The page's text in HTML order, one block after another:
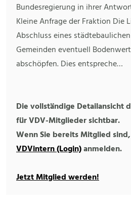
Bundesregierung in ihrer
Kleine Anfrage der Fraktion Die
Abschluss eines
Gemeinden eventuell
abschöpfen. Dies entspreche…
Die vollständige Detailansicht
für VDV-Mitglieder sichtbar.
Wenn Sie bereits Mitglied
VDVintern (Login)anmelden.
Jetzt Mitglied werden!